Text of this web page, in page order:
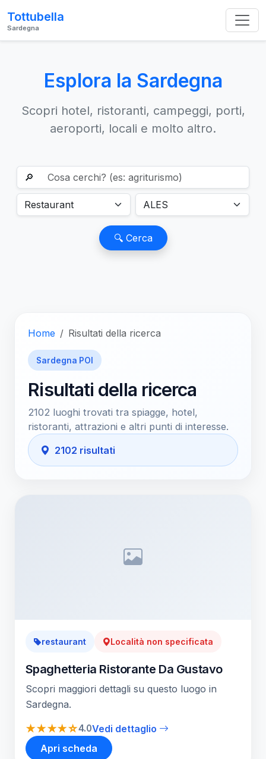
Tottubella
Sardegna
Esplora la Sardegna
Scopri hotel, ristoranti, campeggi, porti,
aeroporti, locali e molto altro.
🔎
🔍 Cerca
Home Risultati della ricerca
Sardegna POI
Risultati della ricerca
2102 luoghi trovati tra spiagge, hotel,
ristoranti, attrazioni e altri punti di interesse.
2102 risultati
restaurant Località non specificata
Spaghetteria Ristorante Da Gustavo
Scopri maggiori dettagli su questo luogo in
Sardegna.
★★★★☆4.0Vedi dettaglio
Apri scheda